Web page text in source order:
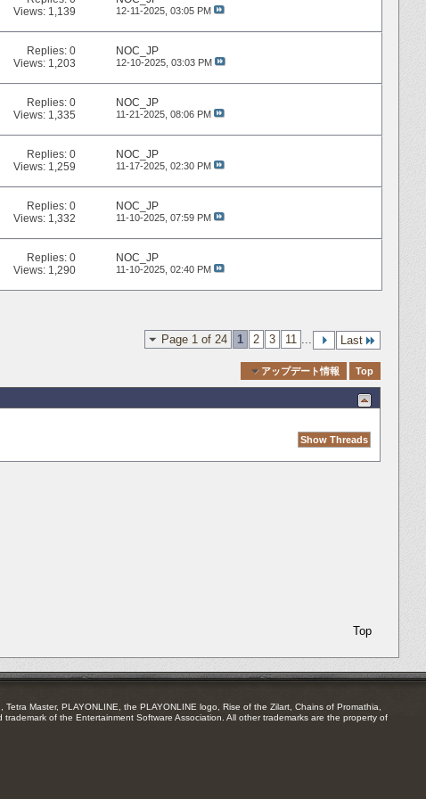
Views: 1,139
12-11-2025, 03:05 PM
Replies:0
Views: 1,203
NOC_JP
12-10-2025, 03:03 PM
Replies:0
Views: 1,335
NOC_JP
11-21-2025, 08:06 PM
Replies:0
Views: 1,259
NOC_JP
11-17-2025, 02:30 PM
Replies:0
Views: 1,332
NOC_JP
11-10-2025, 07:59 PM
Replies:0
Views: 1,290
NOC_JP
11-10-2025, 02:40 PM
Page 1 of 24 1 2 3 11 Last
アップデート情報 Top
Top
Master, PLAYONLINE, the PLAYONLINE logo, Rise of the Zilart, Chains of Promathia,
of the Entertainment Software Association. All other trademarks are the property of